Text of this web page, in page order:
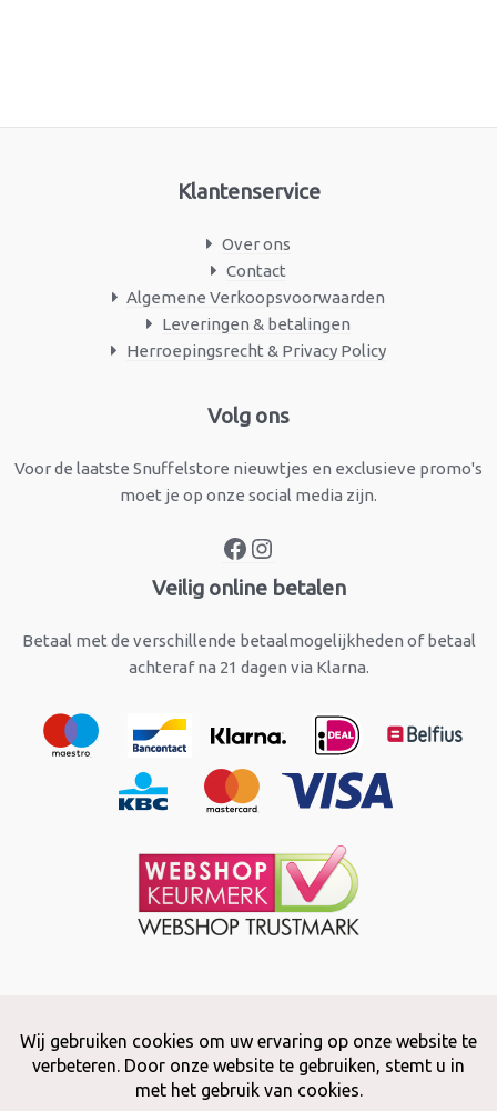
Klantenservice
Over ons
Contact
Algemene Verkoopsvoorwaarden
Leveringen & betalingen
Herroepingsrecht & Privacy Policy
Volg ons
Voor de laatste Snuffelstore nieuwtjes en exclusieve promo's
moet je op onze social media zijn.
Facebook
Veilig online betalen
Betaal met de verschillende betaalmogelijkheden of betaal
achteraf na 21 dagen via Klarna.
Copyright © 2026 Snuffelstore
Adax BV - 0032 (0)50 66 56 51 -info@snuffelstore.be